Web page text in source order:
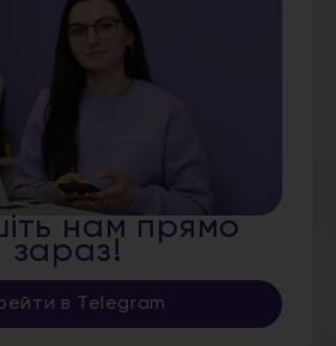
нам прямо
зараз!
в Telegram